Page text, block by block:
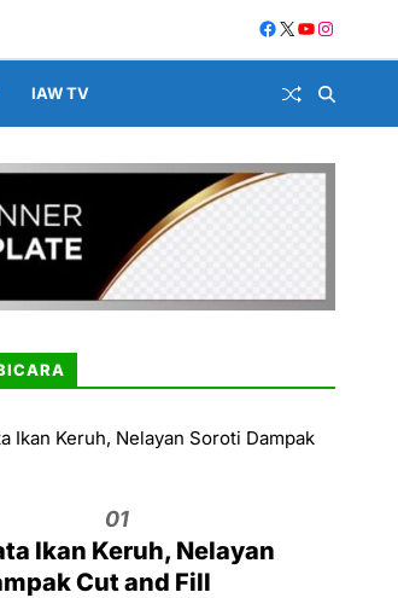
IAW TV
01
Ikan Keruh, Nelayan
Cut and Fill